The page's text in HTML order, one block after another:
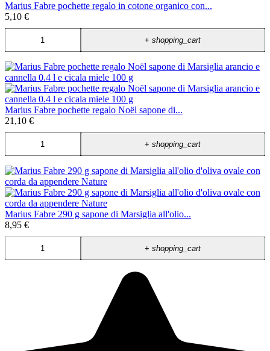
Marius Fabre pochette regalo in cotone organico con...
5,10 €
+shopping_cart
Marius Fabre pochette regalo Noël sapone di...
21,10 €
+shopping_cart
Marius Fabre 290 g sapone di Marsiglia all'olio...
8,95 €
+shopping_cart